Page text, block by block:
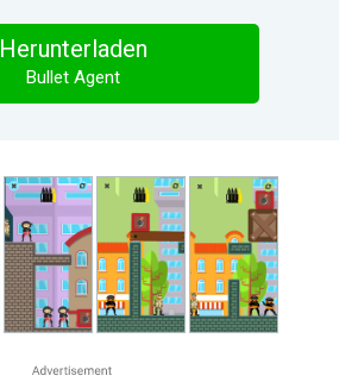
Herunterladen
Bullet Agent